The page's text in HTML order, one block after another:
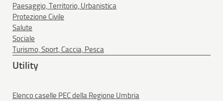
Paesaggio, Territorio, Urbanistica
Protezione Civile
Salute
Sociale
Turismo, Sport, Caccia, Pesca
Utility
Elenco caselle PEC della Regione Umbria